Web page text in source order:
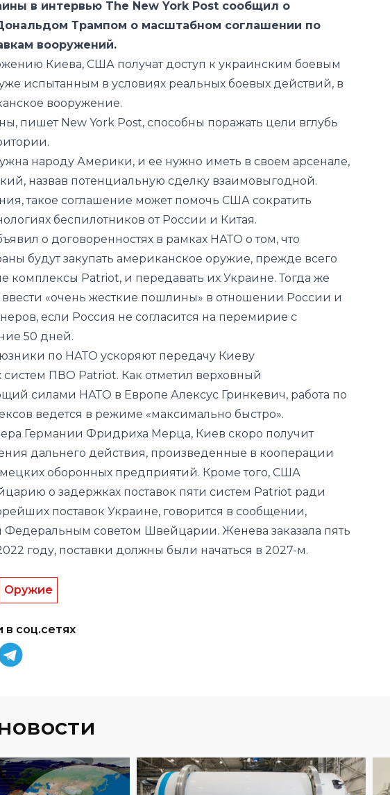
Киева, США получат доступ к украинским боевым
испытанным в условиях реальных боевых действий, в
вооружение.
пишет New York Post, способны поражать цели вглубь
народу Америки, и ее нужно иметь в своем арсенале
назвав потенциальную сделку взаимовыгодной.
такое соглашение может помочь США сократить
беспилотников от России и Китая.
о договоренностях в рамках НАТО о том, что
будут закупать американское оружие, прежде всего
комплексы Patriot, и передавать их Украине. Тогда же
«очень жесткие пошлины» в отношении России и
если Россия не согласится на перемирие с
50 дней.
по НАТОускоряютпередачу Киеву
ПВО Patriot. Как отметил верховный
силами НАТО в Европе Алексус Гринкевич, работа по
ведется в режиме «максимально быстро».
Германии Фридриха Мерца, Киев скоро получит
дальнего действия, произведенные в кооперации
оборонных предприятий. Кроме того, США
о задержках поставок пяти систем Patriot ради
поставок Украине,говоритсяв сообщении,
советом Швейцарии. Женева заказала пять
году, поставки должны были начаться в 2027-м.
Оружие